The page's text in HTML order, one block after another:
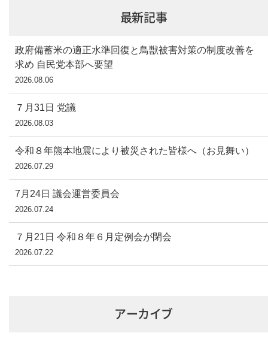
最新記事
政府備蓄米の適正水準回復と鳥獣被害対策の制度改善を
求め 自民党本部へ要望
2026.08.06
７月31日 党議
2026.08.03
令和８年熊本地震により被災された皆様へ（お見舞い）
2026.07.29
7月24日 議会運営委員会
2026.07.24
７月21日 令和８年６月定例会が閉会
2026.07.22
アーカイブ